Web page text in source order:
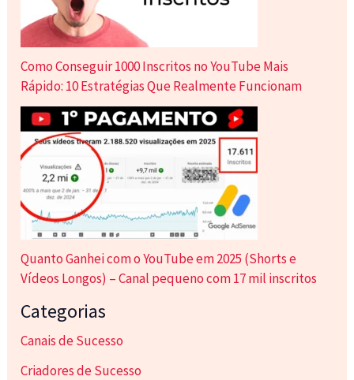
Como Conseguir 1000 Inscritos no YouTube Mais
Rápido: 10 Estratégias Que Realmente Funcionam
Quanto Ganhei com o YouTube em 2025 (Shorts e
Vídeos Longos) – Canal pequeno com 17 mil inscritos
Categorias
Canais de Sucesso
Criadores de Sucesso